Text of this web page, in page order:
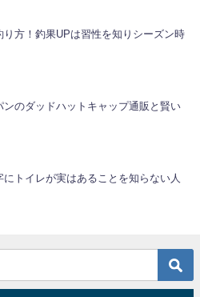
り方！釣果UPは習性を知りシーズン時
ンのダッドハットキャップ通販と賢い
にトイレが実はあることを知らない人